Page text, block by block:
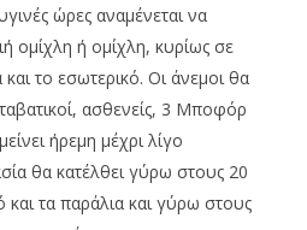
ώρες αναμένεται να
ομίχλη ή ομίχλη, κυρίως σε
το εσωτερικό. Οι άνεμοι θα
ασθενείς, 3 Μποφόρ
ήρεμη μέχρι λίγο
θα κατέλθει γύρω στους 20
τα παράλια και γύρω στους